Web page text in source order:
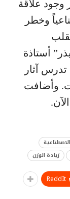
وجود علاقة
وخطر
أستاذة
آثار
وأضافت
زيادة الوزن
ReddIt